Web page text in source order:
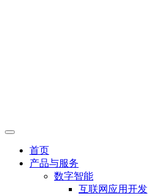
首页
产品与服务
数字智能
互联网应用开发